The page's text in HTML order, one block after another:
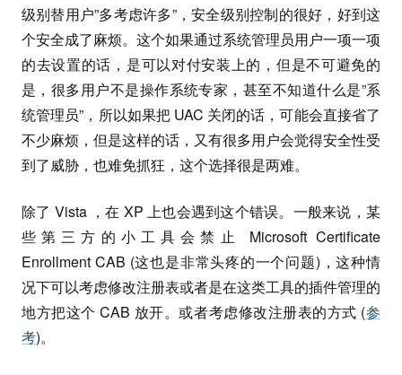
级别替用户”多考虑许多”，安全级别控制的很好，好到这
个安全成了麻烦。这个如果通过系统管理员用户一项一项
的去设置的话，是可以对付安装上的，但是不可避免的
是，很多用户不是操作系统专家，甚至不知道什么是”系
统管理员”，所以如果把 UAC 关闭的话，可能会直接省了
不少麻烦，但是这样的话，又有很多用户会觉得安全性受
到了威胁，也难免抓狂，这个选择很是两难。
除了 Vista ，在 XP 上也会遇到这个错误。一般来说，某
些第三方的小工具会禁止 Microsoft Certificate
Enrollment CAB (这也是非常头疼的一个问题)，这种情
况下可以考虑修改注册表或者是在这类工具的插件管理的
地方把这个 CAB 放开。或者考虑修改注册表的方式 (参
考)。